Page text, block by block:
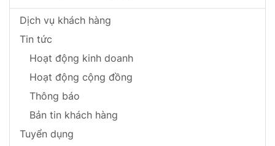
Dịch vụ khách hàng
Tin tức
Hoạt động kinh doanh
Hoạt động cộng đồng
Thông báo
Bản tin khách hàng
Tuyển dụng